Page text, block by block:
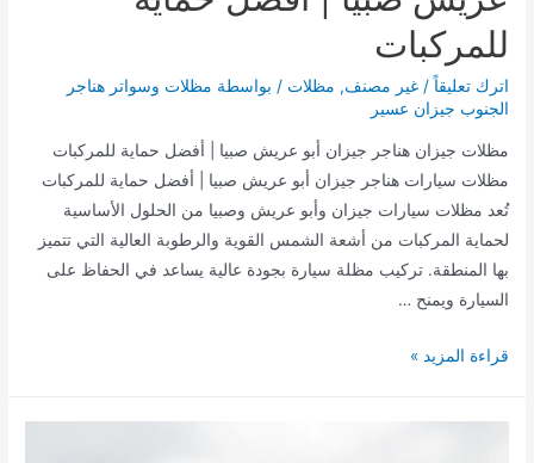
أسعار
الساندويش
للمركبات
اترك تعليقاً /غير مصنف, مظلات / بواسطة مظلات وسواتر هناجر
الجنوب جيزان عسير
مظلات جيزان هناجر جيزان أبو عريش صبيا | أفضل حماية للمركبات
مظلات سيارات هناجر جيزان أبو عريش صبيا | أفضل حماية للمركبات
تُعد مظلات سيارات جيزان وأبو عريش وصبيا من الحلول الأساسية
لحماية المركبات من أشعة الشمس القوية والرطوبة العالية التي تتميز
بها المنطقة. تركيب مظلة سيارة بجودة عالية يساعد في الحفاظ على
السيارة ويمنح …
مظلات
قراءة المزيد »